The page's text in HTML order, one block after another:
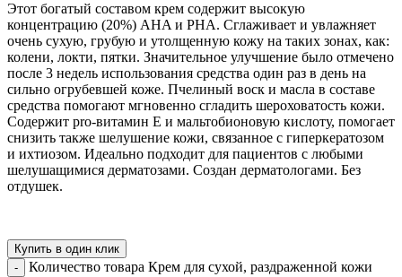
Этот богатый составом крем содержит высокую
концентрацию (20%) AHA и PHA. Сглаживает и увлажняет
очень сухую, грубую и утолщенную кожу на таких зонах, как:
колени, локти, пятки. Значительное улучшение было отмечено
после 3 недель использования средства один раз в день на
сильно огрубевшей коже. Пчелиный воск и масла в составе
средства помогают мгновенно сгладить шероховатость кожи.
Содержит pro-витамин Е и мальтобионовую кислоту, помогает
снизить также шелушение кожи, связанное с гиперкератозом
и ихтиозом. Идеально подходит для пациентов с любыми
шелушащимися дерматозами. Создан дерматологами. Без
отдушек.
Купить в один клик
Количество товара Крем для сухой, раздраженной кожи